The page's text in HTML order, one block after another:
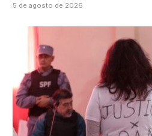
5 de agosto de 2026